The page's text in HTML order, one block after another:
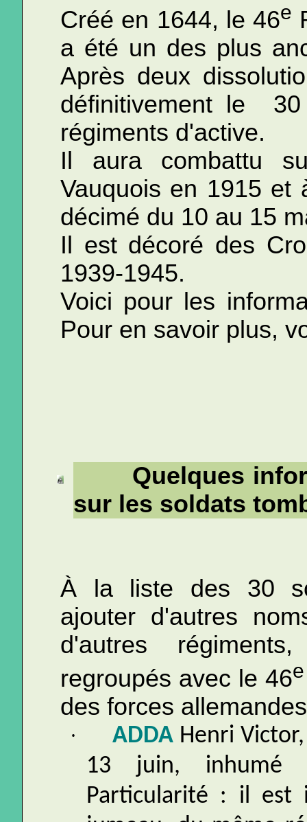
Créé en 1644, le 46e
a été un des plus
Après deux
définitivement le
régiments d'active.
Il aura combattu
Vauquois en 1915 et
décimé du 10 au 15
Il est décoré des
1939-1945.
Voici pour les
Pour en savoir plus,
Quelques
sur les soldats
À la liste des 30
ajouter d'autres
d'autres
regroupés avec le 46e
des forces
· ADDA Henri
13 juin, inhumé
Particularité : il est